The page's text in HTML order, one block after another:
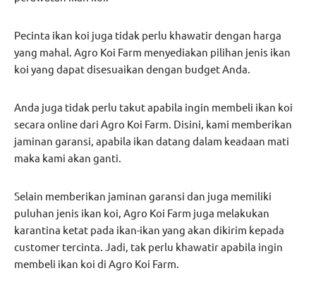
Pecinta ikan koi juga tidak perlu khawatir dengan harga
yang mahal. Agro Koi Farm menyediakan pilihan jenis ikan
koi yang dapat disesuaikan dengan budget Anda.
Anda juga tidak perlu takut apabila ingin membeli ikan koi
secara online dari Agro Koi Farm. Disini, kami memberikan
jaminan garansi, apabila ikan datang dalam keadaan mati
maka kami akan ganti.
Selain memberikan jaminan garansi dan juga memiliki
puluhan jenis ikan koi, Agro Koi Farm juga melakukan
karantina ketat pada ikan-ikan yang akan dikirim kepada
customer tercinta. Jadi, tak perlu khawatir apabila ingin
membeli ikan koi di Agro Koi Farm.